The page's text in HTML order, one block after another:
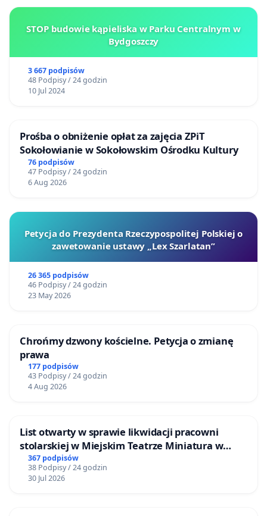
STOP budowie kąpieliska w Parku Centralnym w
Bydgoszczy
3 667 podpisów
48 Podpisy / 24 godzin
10 Jul 2024
Prośba o obniżenie opłat za zajęcia ZPiT
Sokołowianie w Sokołowskim Ośrodku Kultury
76 podpisów
47 Podpisy / 24 godzin
6 Aug 2026
Petycja do Prezydenta Rzeczypospolitej Polskiej o
zawetowanie ustawy „Lex Szarlatan”
26 365 podpisów
46 Podpisy / 24 godzin
23 May 2026
Chrońmy dzwony kościelne. Petycja o zmianę
prawa
177 podpisów
43 Podpisy / 24 godzin
4 Aug 2026
List otwarty w sprawie likwidacji pracowni
stolarskiej w Miejskim Teatrze Miniatura w
Gdańsku
367 podpisów
38 Podpisy / 24 godzin
30 Jul 2026